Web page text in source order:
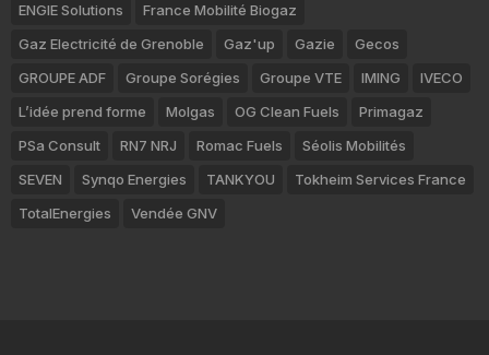
ENGIE Solutions
France Mobilité Biogaz
Gaz Electricité de Grenoble
Gaz'up Gazie
Gecos
GROUPE ADF
Groupe Sorégies Groupe VTE IMING
IVECO
L’idée prend forme
Molgas OG Clean Fuels
Primagaz
PSa Consult
RN7 NRJ Romac Fuels
Séolis Mobilités
SEVEN
Synqo Energies TANKYOU
Tokheim Services France
TotalEnergies
Vendée GNV